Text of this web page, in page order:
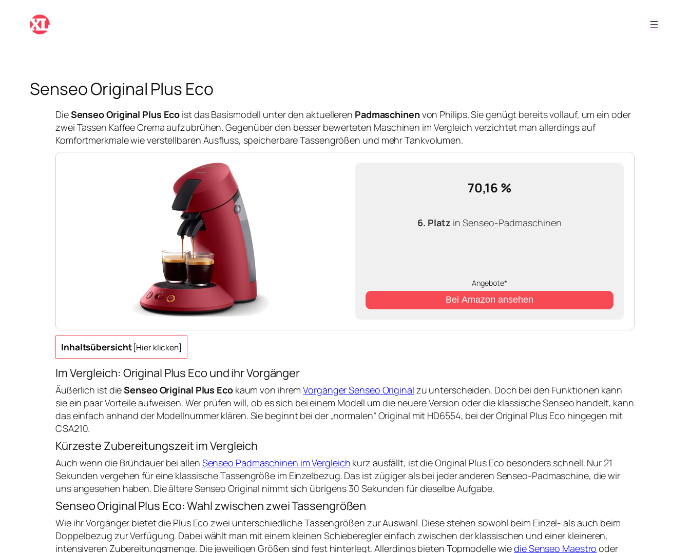
springen
Senseo Original Plus Eco
DieSenseo Original Plus Eco ist das Basismodell unter den aktuelleren Padmaschinenvon Philips. Sie genügt bereits vollauf, um ein oder
zwei Tassen Kaffee Crema aufzubrühen. Gegenüber den besser bewerteten Maschinen im Vergleich verzichtet man allerdings auf
Komfortmerkmale wie verstellbaren Ausfluss, speicherbare Tassengrößen und mehr Tankvolumen.
70,16 %
6. Platz in Senseo-Padmaschinen
Angebote*
Bei Amazon ansehen
Inhaltsübersicht [Hier klicken]
Im Vergleich: Original Plus Eco und ihr Vorgänger
Äußerlich ist dieSenseo Original Plus Ecokaum von ihremVorgänger Senseo Original zu unterscheiden. Doch bei den Funktionen kann
sie ein paar Vorteile aufweisen. Wer prüfen will, ob es sich bei einem Modell um die neuere Version oder die klassische Senseo handelt, kann
das einfach anhand der Modellnummer klären. Sie beginnt bei der „normalen“ Original mit HD6554, bei der Original Plus Eco hingegen mit
CSA210.
Kürzeste Zubereitungszeit im Vergleich
Auch wenn die Brühdauer bei allen Senseo Padmaschinen im Vergleich kurz ausfällt, ist die Original Plus Eco besonders schnell. Nur 21
Sekunden vergehen für eine klassische Tassengröße im Einzelbezug. Das ist zügiger als bei jeder anderen Senseo-Padmaschine, die wir
uns angesehen haben. Die ältere Senseo Original nimmt sich übrigens 30 Sekunden für dieselbe Aufgabe.
Senseo Original Plus Eco: Wahl zwischen zwei Tassengrößen
Wie ihr Vorgänger bietet die Plus Eco zwei unterschiedliche Tassengrößen zur Auswahl. Diese stehen sowohl beim Einzel- als auch beim
Doppelbezug zur Verfügung. Dabei wählt man mit einem kleinen Schieberegler einfach zwischen der klassischen und einer kleineren,
intensiveren Zubereitungsmenge. Die jeweiligen Größen sind fest hinterlegt. Allerdings bieten Topmodelle wiedie Senseo Maestro oder